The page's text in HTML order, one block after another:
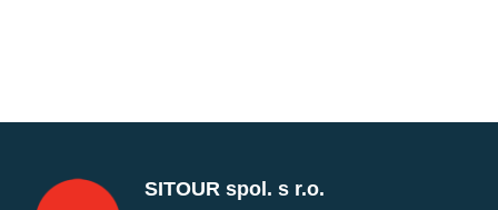
SITOUR spol. s r.o.